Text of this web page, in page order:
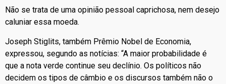
Não se trata de uma opinião pessoal caprichosa, nem desejo
caluniar essa moeda.
Joseph Stiglits, também Prêmio Nobel de Economia,
expressou, segundo as notícias: “A maior probabilidade é
que a nota verde continue seu declínio. Os políticos não
decidem os tipos de câmbio e os discursos também não o